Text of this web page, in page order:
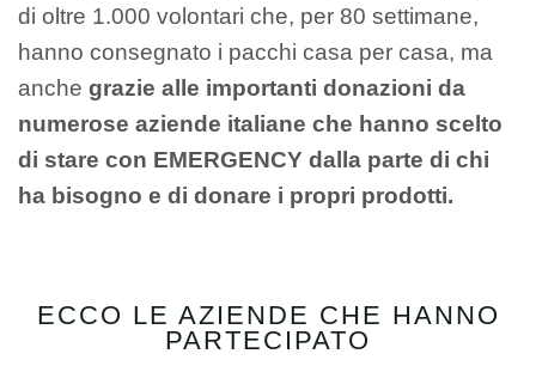
di oltre 1.000 volontari che, per 80 settimane,
hanno consegnato i pacchi casa per casa, ma
anche grazie alle importanti donazioni da
numerose aziende italiane che hanno scelto
di stare con EMERGENCY dalla parte di chi
ha bisogno e di donare i propri prodotti.
ECCO LE AZIENDE CHE HANNO
PARTECIPATO